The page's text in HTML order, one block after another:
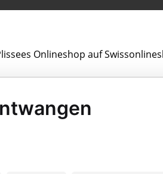
Onlineshop auf